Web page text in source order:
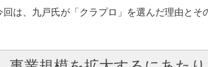
回は、九戸氏が「クラプロ」を選んだ理由とそ